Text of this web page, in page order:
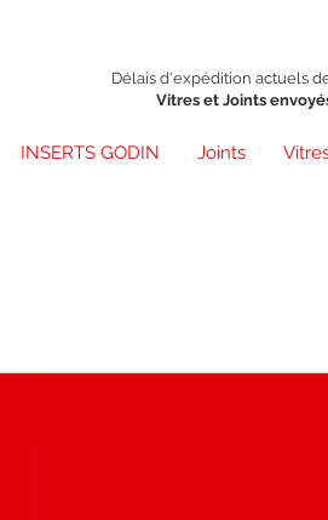
Délais d'expédition actuels
Vitres et Joints
INSERTS GODIN Joints